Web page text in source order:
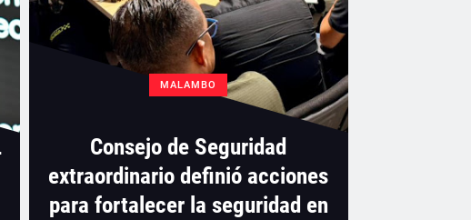
MALAMBO
Consejo de Seguridad
extraordinario definió acciones
para fortalecer la seguridad en